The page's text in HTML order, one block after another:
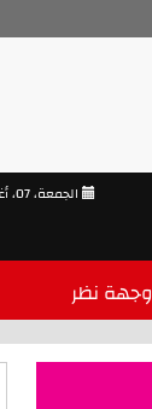
وجهة نظر